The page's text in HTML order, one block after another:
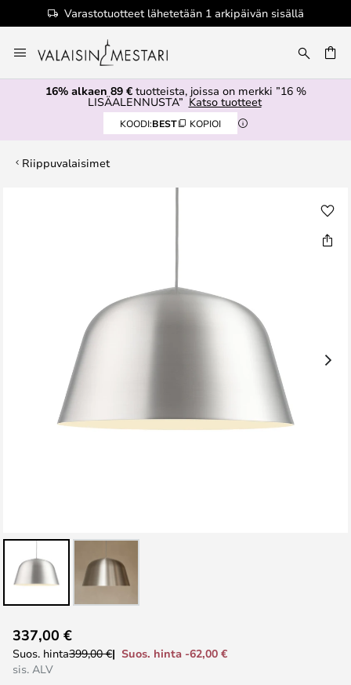
Varastotuotteet lähetetään 1 arkipäivän sisällä
to
Content
16% alkaen 89 €tuotteista, joissa on merkki ”16 %
LISÄALENNUSTA” Katso tuotteet
KOODI:BEST KOPIOI
Riippuvalaisimet
to
the
337,00 €
Suos. hinta399,00 €
Suos. hinta -62,00 €
sis. ALV